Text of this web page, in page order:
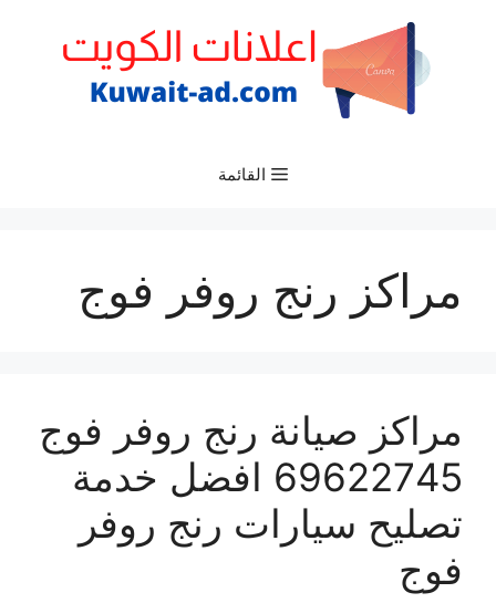
القائمة
مراكز رنج روفر فوج
مراكز صيانة رنج روفر فوج
69622745 افضل خدمة
تصليح سيارات رنج روفر
فوج